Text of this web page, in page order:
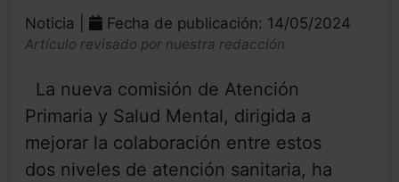
Noticia | Fecha de publicación: 14/05/2024
Artículo revisado por nuestra redacción
La nueva comisión de Atención
Primaria y Salud Mental, dirigida a
mejorar la colaboración entre estos
dos niveles de atención sanitaria, ha